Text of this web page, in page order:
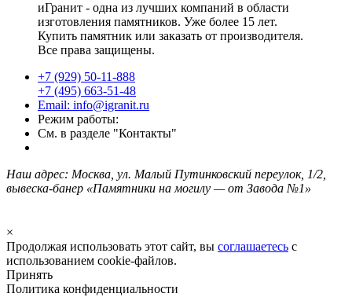
иГранит - одна из лучших компаний в области
изготовления памятников. Уже более 15 лет.
Купить памятник или заказать от производителя.
Все права защищены.
+7 (929) 50-11-888
+7 (495) 663-51-48
Email: info@igranit.ru
Режим работы:
См. в разделе "Контакты"
Наш адрес: Москва, ул. Малый Путинковский переулок, 1/2,
вывеска-банер «Памятники на могилу — от Завода №1»
×
Продолжая использовать этот сайт, вы соглашаетесь с
использованием cookie-файлов.
Принять
Политика конфиденциальности